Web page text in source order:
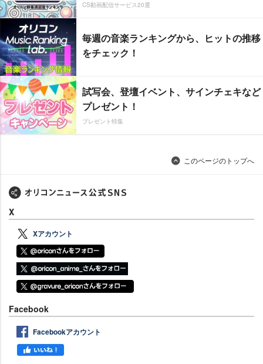
CS動画配信サービス20選
毎週の音楽ランキングから、ヒットの推移
をチェック！
試写会、登壇イベント、サインチェキなど
プレゼント！
プレゼント特集
このページのトップへ
X
Xアカウント
Facebook
Facebookアカウント